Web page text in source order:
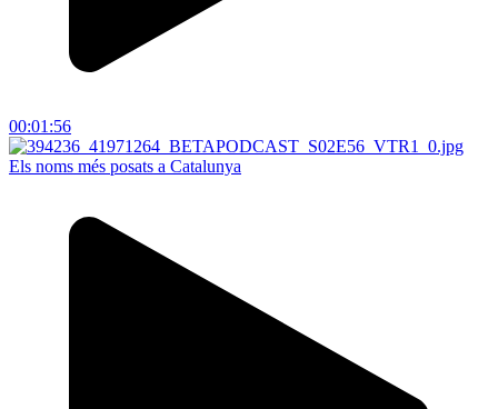
00:01:56
Els noms més posats a Catalunya